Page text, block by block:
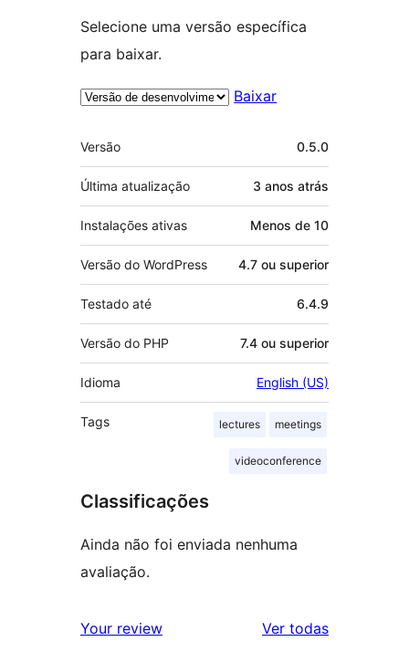
Selecione uma versão específica
para baixar.
Baixar
Meta
Versão 0.5.0
Última atualização 3 anos atrás
Instalações ativas Menos de 10
Versão do WordPress 4.7 ou superior
Testado até 6.4.9
Versão do PHP 7.4 ou superior
Idioma English (US)
Tags lectures meetings
videoconference
Classificações
Ainda não foi enviada nenhuma
avaliação.
Your review Ver todasavaliações